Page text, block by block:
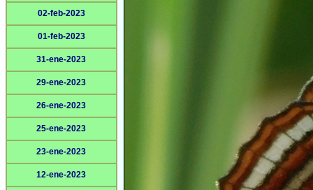
02-feb-2023
01-feb-2023
31-ene-2023
29-ene-2023
26-ene-2023
25-ene-2023
23-ene-2023
12-ene-2023